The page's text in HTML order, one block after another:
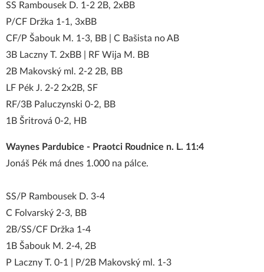
SS Rambousek D. 1-2 2B, 2xBB
P/CF Držka 1-1, 3xBB
CF/P Šabouk M. 1-3, BB | C Bašista no AB
3B Laczny T. 2xBB | RF Wija M. BB
2B Makovský ml. 2-2 2B, BB
LF Pék J. 2-2 2x2B, SF
RF/3B Paluczynski 0-2, BB
1B Šritrová 0-2, HB
Waynes Pardubice - Praotci Roudnice n. L. 11:4
Jonáš Pék má dnes 1.000 na pálce.
SS/P Rambousek D. 3-4
C Folvarský 2-3, BB
2B/SS/CF Držka 1-4
1B Šabouk M. 2-4, 2B
P Laczny T. 0-1 | P/2B Makovský ml. 1-3